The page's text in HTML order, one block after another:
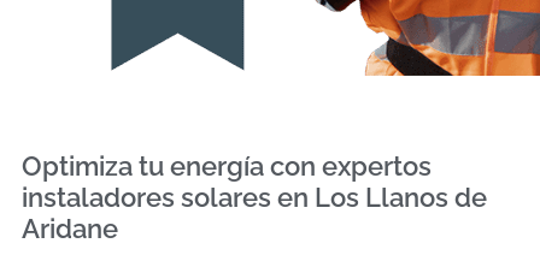
Optimiza tu energía con expertos
instaladores solares en Los Llanos de
Aridane